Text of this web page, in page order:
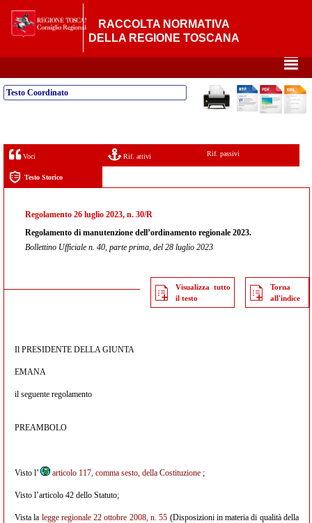
RACCOLTA NORMATIVA
DELLA REGIONE TOSCANA
²
Testo Coordinato
Voci Rif. attivi Rif. passivi
Testo Storico
Regolamento 26 luglio 2023, n. 30/R
Regolamento di manutenzione dell’ordinamento regionale 2023.
Bollettino Ufficiale n. 40, parte prima, del 28 luglio 2023
Visualizza tutto
il testo
Torna
all'indice
Il PRESIDENTE DELLA GIUNTA
EMANA
il seguente regolamento
PREAMBOLO
Visto l’ articolo 117, comma sesto, della Costituzione ;
Visto l’articolo 42 dello Statuto;
Vista la legge regionale 22 ottobre 2008, n. 55 (Disposizioni in materia di qualità della